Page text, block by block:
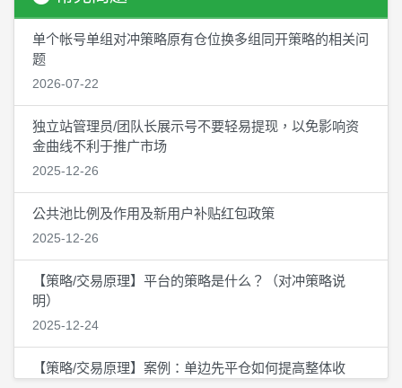
2026-07-10
即将上线中国国内期货CTP版本，在国内期货公司开户的
均可以使用，国内期货的软件算力充值与返佣提现均支持
人民币
2026-07-01
原油策略已上线，算力转让功能也已上线，会员登陆后首
页界面可以在个人中心自定义
2026-05-27
继BTC,ETH，黄金 ,白银上线后，原油也在内测中，算力
转让功能也将上线，手工干预交易惹亏损将不补算力
2026-05-10
★黄金与白银对冲策略已上线，在原欧E或币AN帐号上就
可以7*24交易，也可用欧E子帐号交易★
2026-04-13
单个帐号单组对冲策略原有仓位换多组同开策略的相关问
题
2026-07-22
独立站管理员/团队长展示号不要轻易提现，以免影响资
金曲线不利于推广市场
2025-12-26
公共池比例及作用及新用户补贴红包政策
2025-12-26
【策略/交易原理】平台的策略是什么？（对冲策略说
明）
2025-12-24
【策略/交易原理】案例：单边先平仓如何提高整体收